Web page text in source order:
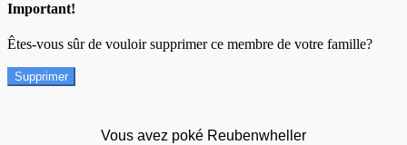
Important!
Êtes-vous sûr de vouloir supprimer ce membre de votre famille?
Supprimer
Vous avez poké Reubenwheller